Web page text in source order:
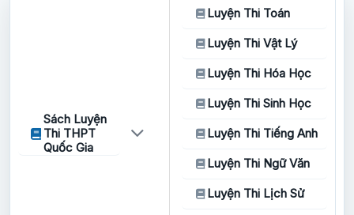
Sách Luyện
Thi THPT
Quốc Gia
Luyện Thi Toán
Luyện Thi Vật Lý
Luyện Thi Hóa Học
Luyện Thi Sinh Học
Luyện Thi Tiếng Anh
Luyện Thi Ngữ Văn
Luyện Thi Lịch Sử